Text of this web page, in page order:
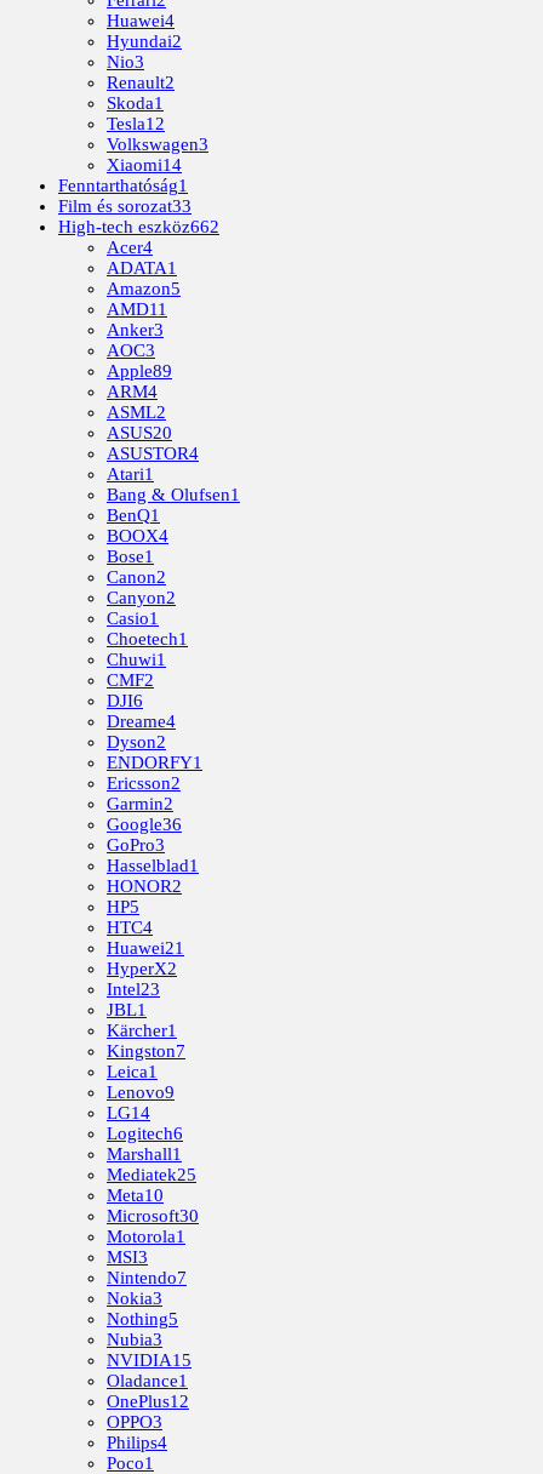
Huawei4
Hyundai2
Nio3
Renault2
Skoda1
Tesla12
Volkswagen3
Xiaomi14
Fenntarthatóság1
Film és sorozat33
High-tech eszköz662
Acer4
ADATA1
Amazon5
AMD11
Anker3
AOC3
Apple89
ARM4
ASML2
ASUS20
ASUSTOR4
Atari1
Bang & Olufsen1
BenQ1
BOOX4
Bose1
Canon2
Canyon2
Casio1
Choetech1
Chuwi1
CMF2
DJI6
Dreame4
Dyson2
ENDORFY1
Ericsson2
Garmin2
Google36
GoPro3
Hasselblad1
HONOR2
HP5
HTC4
Huawei21
HyperX2
Intel23
JBL1
Kärcher1
Kingston7
Leica1
Lenovo9
LG14
Logitech6
Marshall1
Mediatek25
Meta10
Microsoft30
Motorola1
MSI3
Nintendo7
Nokia3
Nothing5
Nubia3
NVIDIA15
Oladance1
OnePlus12
OPPO3
Philips4
Poco1